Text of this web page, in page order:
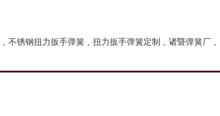
, 不锈钢扭力扳手弹簧 , 扭力扳手弹簧定制 , 诸暨弹簧厂 ,